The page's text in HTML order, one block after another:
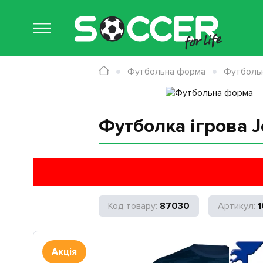
Футболка ігрова
87030
Акція
Футбольна форма